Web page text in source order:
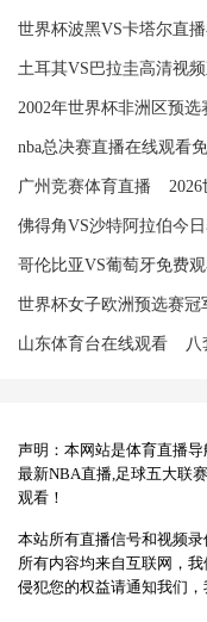
世界杯波黑VS卡塔尔直
土耳其VS巴拉圭高清视
2002年世界杯非洲区预选
nba总决赛直播在线观看
广州竞赛体育直播
佛得角VS沙特阿拉伯今
哥伦比亚VS葡萄牙免费
世界杯女子欧洲预选赛冠
山东体育台在线观看
声明：本网站是体育直播
最新NBA直播,足球五大联
观看！
本站所有直播信号和视频
所有内容均来自互联网，
侵犯您的权益请通知我们